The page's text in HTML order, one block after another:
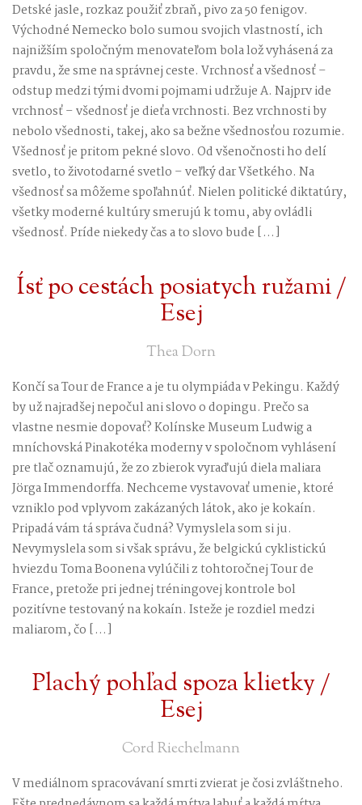
Detské jasle, rozkaz použiť zbraň, pivo za 50 fenigov.
Východné Nemecko bolo sumou svojich vlastností, ich
najnižším spoločným menovateľom bola lož vyhásená za
pravdu, že sme na správnej ceste. Vrchnosť a všednosť –
odstup medzi tými dvomi pojmami udržuje A. Najprv ide
vrchnosť – všednosť je dieťa vrchnosti. Bez vrchnosti by
nebolo všednosti, takej, ako sa bežne všednosťou rozumie.
Všednosť je pritom pekné slovo. Od všenočnosti ho delí
svetlo, to životodarné svetlo – veľký dar Všetkého. Na
všednosť sa môžeme spoľahnúť. Nielen politické diktatúry,
všetky moderné kultúry smerujú k tomu, aby ovládli
všednosť. Príde niekedy čas a to slovo bude […]
Ísť po cestách posiatych ružami /
Esej
Thea Dorn
Končí sa Tour de France a je tu olympiáda v Pekingu. Každý
by už najradšej nepočul ani slovo o dopingu. Prečo sa
vlastne nesmie dopovať? Kolínske Museum Ludwig a
mníchovská Pinakotéka moderny v spoločnom vyhlásení
pre tlač oznamujú, že zo zbierok vyraďujú diela maliara
Jörga Immendorffa. Nechceme vystavovať umenie, ktoré
vzniklo pod vplyvom zakázaných látok, ako je kokaín.
Pripadá vám tá správa čudná? Vymyslela som si ju.
Nevymyslela som si však správu, že belgickú cyklistickú
hviezdu Toma Boonena vylúčili z tohtoročnej Tour de
France, pretože pri jednej tréningovej kontrole bol
pozitívne testovaný na kokaín. Isteže je rozdiel medzi
maliarom, čo […]
Plachý pohľad spoza klietky /
Esej
Cord Riechelmann
V mediálnom spracovávaní smrti zvierat je čosi zvláštneho.